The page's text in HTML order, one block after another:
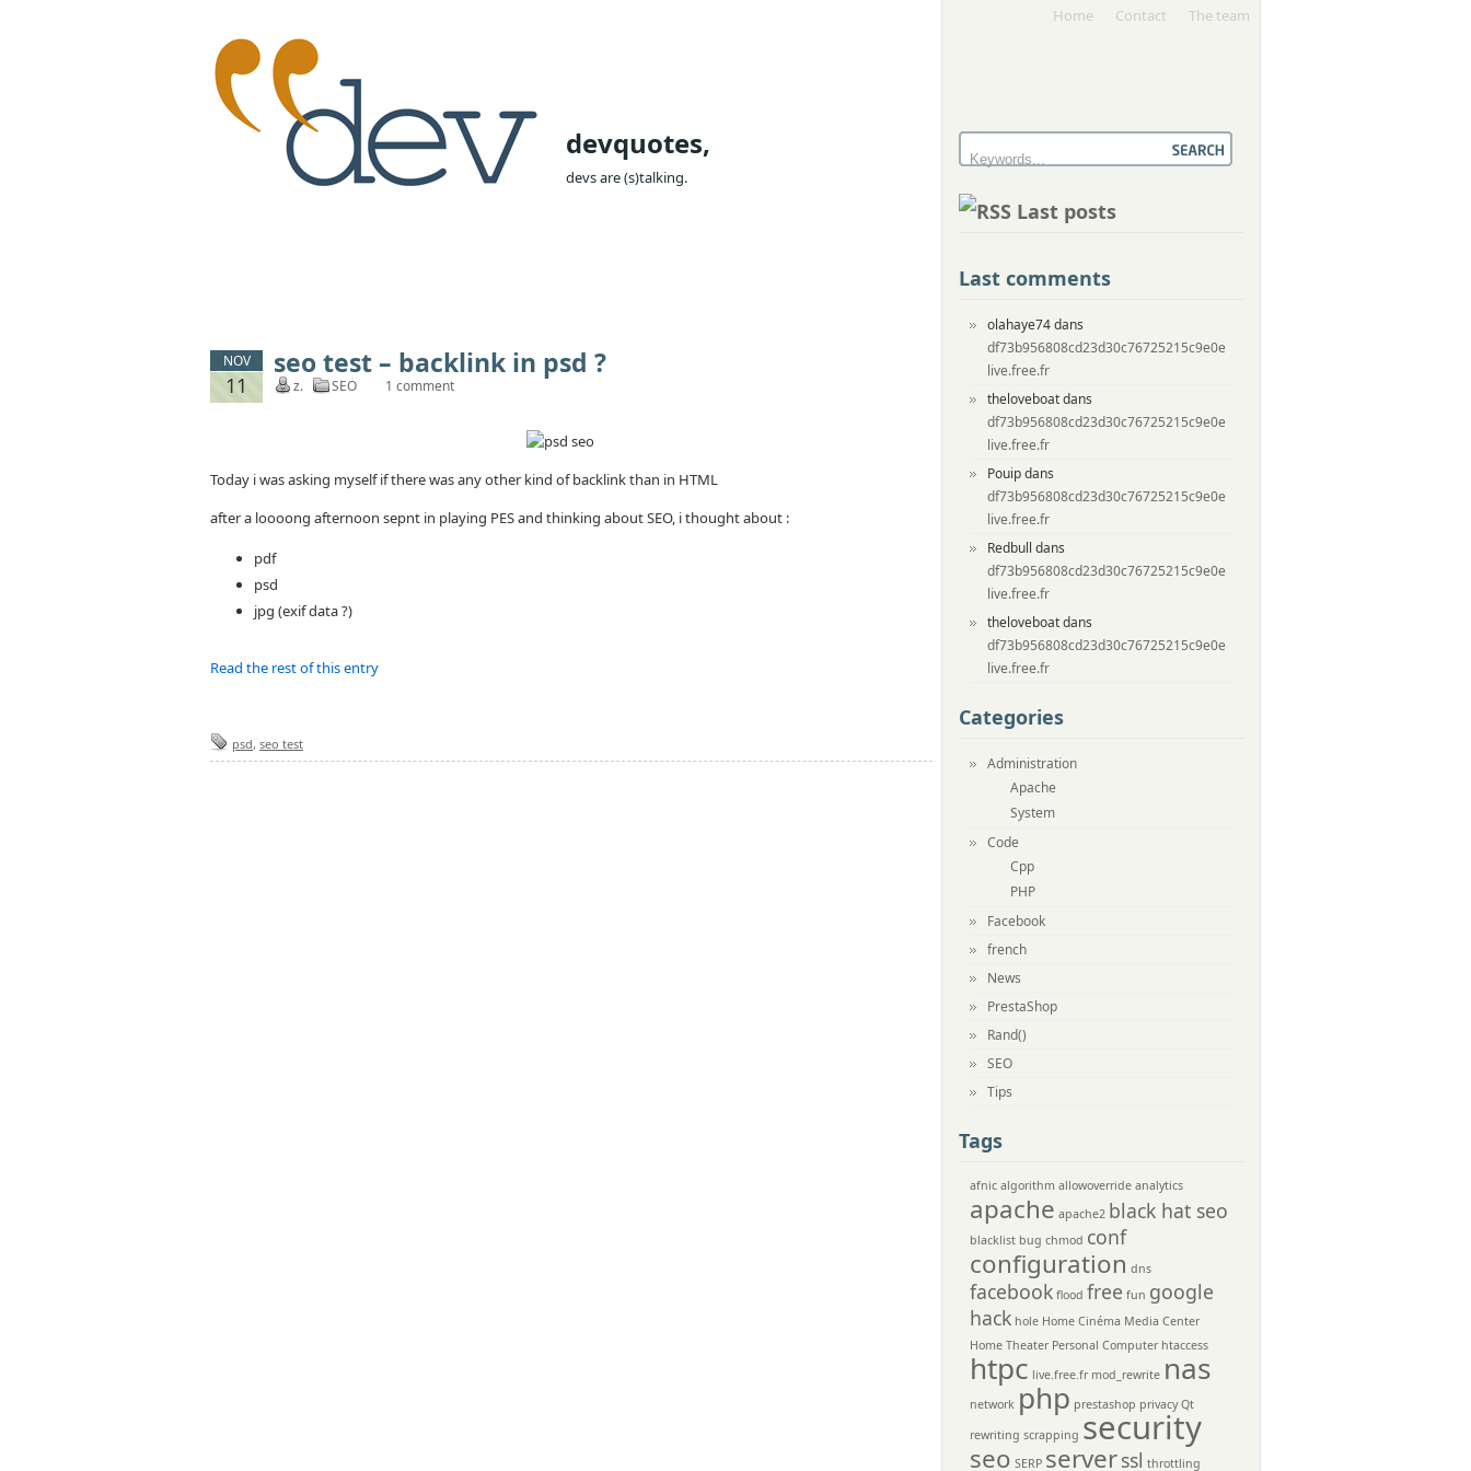
devquotes,
devs are (s)talking.
Home Contact The team
NOV
11
seo test – backlink in psd ?
z. SEO 1 comment
Today i was asking myself if there was any other kind of backlink than in HTML
after a loooong afternoon sepnt in playing PES and thinking about SEO, i thought about :
pdf
psd
jpg (exif data ?)
Read the rest of this entry
psd, seo test
Last posts
Last comments
olahaye74 dans
df73b956808cd23d30c76725215c9e0e
live.free.fr
theloveboat dans
df73b956808cd23d30c76725215c9e0e
live.free.fr
Pouip dans
df73b956808cd23d30c76725215c9e0e
live.free.fr
Redbull dans
df73b956808cd23d30c76725215c9e0e
live.free.fr
theloveboat dans
df73b956808cd23d30c76725215c9e0e
live.free.fr
Categories
Administration
Apache
System
Code
Cpp
PHP
Facebook
french
News
PrestaShop
Rand()
SEO
Tips
Tags
afnic algorithm allowoverride analytics
apache apache2 black hat seo
blacklist bug chmod conf
configuration dns
facebook flood free fun google
hack hole Home Cinéma Media Center
Home Theater Personal Computer htaccess
htpc live.free.fr mod_rewrite nas
network php prestashop privacy Qt
rewriting scrapping security
seo SERP serverssl throttling